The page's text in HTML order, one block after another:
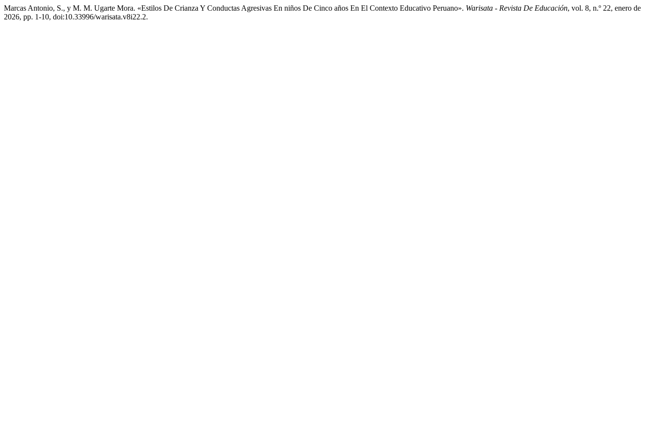
Marcas Antonio, S., y M. M. Ugarte Mora. «Estilos De Crianza Y Conductas Agresivas En niños De Cinco años En El Contexto Educativo Peruano». Warisata - Revista De Educación, vol. 8, n.º 22, enero de
2026, pp. 1-10, doi:10.33996/warisata.v8i22.2.